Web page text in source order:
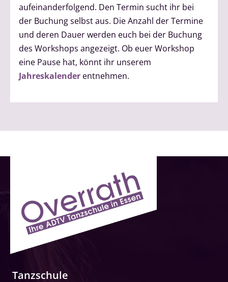
aufeinanderfolgend. Den Termin sucht ihr bei
der Buchung selbst aus. Die Anzahl der Termine
und deren Dauer werden euch bei der Buchung
des Workshops angezeigt. Ob euer Workshop
eine Pause hat, könnt ihr unserem
Jahreskalender entnehmen.
Tanzschule